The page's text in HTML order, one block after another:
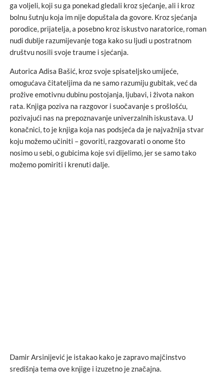
ga voljeli, koji su ga ponekad gledali kroz sjećanje, ali i kroz
bolnu šutnju koja im nije dopuštala da govore. Kroz sjećanja
porodice, prijatelja, a posebno kroz iskustvo naratorice, roman
nudi dublje razumijevanje toga kako su ljudi u postratnom
društvu nosili svoje traume i sjećanja.
Autorica Adisa Bašić, kroz svoje spisateljsko umijeće,
omogućava čitateljima da ne samo razumiju gubitak, već da
prožive emotivnu dubinu postojanja, ljubavi, i života nakon
rata. Knjiga poziva na razgovor i suočavanje s prošlošću,
pozivajući nas na prepoznavanje univerzalnih iskustava. U
konačnici, to je knjiga koja nas podsjeća da je najvažnija stvar
koju možemo učiniti – govoriti, razgovarati o onome što
nosimo u sebi, o gubicima koje svi dijelimo, jer se samo tako
možemo pomiriti i krenuti dalje.
Damir Arsinijević je istakao kako je zapravo majčinstvo
središnja tema ove knjige i izuzetno je značajna.